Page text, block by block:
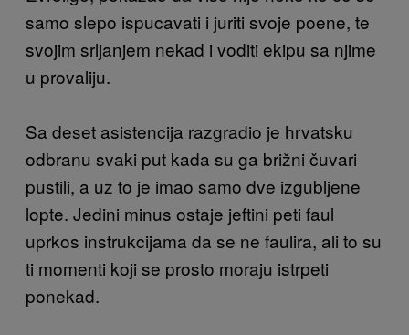
samo slepo ispucavati i juriti svoje poene, te
svojim srljanjem nekad i voditi ekipu sa njime
u provaliju.
Sa deset asistencija razgradio je hrvatsku
odbranu svaki put kada su ga brižni čuvari
pustili, a uz to je imao samo dve izgubljene
lopte. Jedini minus ostaje jeftini peti faul
uprkos instrukcijama da se ne faulira, ali to su
ti momenti koji se prosto moraju istrpeti
ponekad.